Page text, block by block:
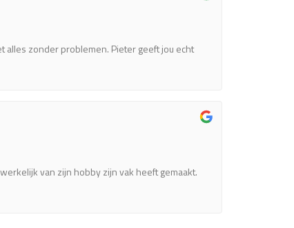
alles zonder problemen. Pieter geeft jou echt
van zijn hobby zijn vak heeft gemaakt.